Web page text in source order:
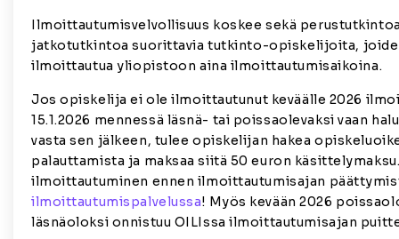
Ilmoittautumisvelvollisuus koskee sekä
jatkotutkintoa suorittavia tutkinto-opiskelijoita,
ilmoittautua yliopistoon aina ilmoittautumisaikoina.
Jos opiskelija ei ole ilmoittautunut keväälle 2026
15.1.2026 mennessä läsnä- tai poissaolevaksi vaan
vasta sen jälkeen, tulee opiskelijan hakea
palauttamista ja maksaa siitä 50 euron
ilmoittautuminen ennen ilmoittautumisajan
ilmoittautumispalvelussa! Myös kevään 2026
läsnäoloksi onnistuu OILIssa ilmoittautumisajan